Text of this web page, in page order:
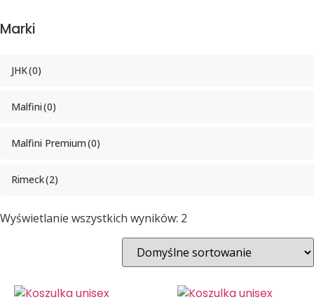
Marki
JHK(0)
Malfini(0)
Malfini Premium(0)
Rimeck(2)
Wyświetlanie wszystkich wyników: 2